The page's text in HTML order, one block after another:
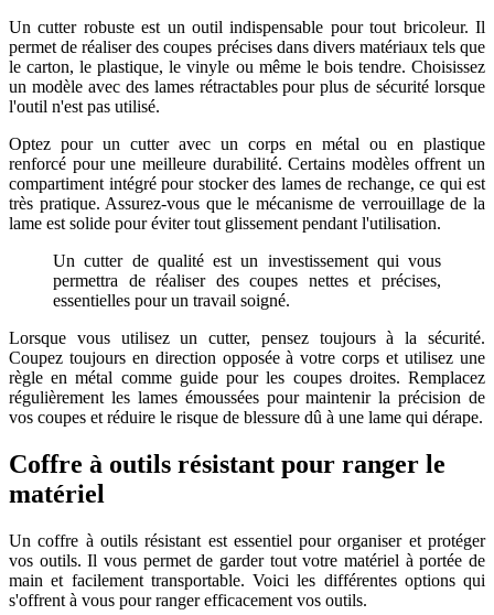
Un cutter robuste est un outil indispensable pour tout bricoleur. Il
permet de réaliser des coupes précises dans divers matériaux tels que
le carton, le plastique, le vinyle ou même le bois tendre. Choisissez
un modèle avec des lames rétractables pour plus de sécurité lorsque
l'outil n'est pas utilisé.
Optez pour un cutter avec un corps en métal ou en plastique
renforcé pour une meilleure durabilité. Certains modèles offrent un
compartiment intégré pour stocker des lames de rechange, ce qui est
très pratique. Assurez-vous que le mécanisme de verrouillage de la
lame est solide pour éviter tout glissement pendant l'utilisation.
Un cutter de qualité est un investissement qui vous
permettra de réaliser des coupes nettes et précises,
essentielles pour un travail soigné.
Lorsque vous utilisez un cutter, pensez toujours à la sécurité.
Coupez toujours en direction opposée à votre corps et utilisez une
règle en métal comme guide pour les coupes droites. Remplacez
régulièrement les lames émoussées pour maintenir la précision de
vos coupes et réduire le risque de blessure dû à une lame qui dérape.
Coffre à outils résistant pour ranger le
matériel
Un coffre à outils résistant est essentiel pour organiser et protéger
vos outils. Il vous permet de garder tout votre matériel à portée de
main et facilement transportable. Voici les différentes options qui
s'offrent à vous pour ranger efficacement vos outils.